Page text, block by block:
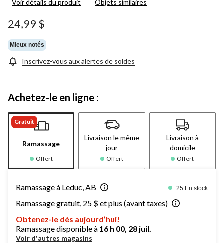
24,99 $
Mieux notés
Inscrivez-vous aux alertes de soldes
Achetez-le en ligne :
Gratuit
Ramassage
Offert
Livraison le même
jour
Offert
Livraison à
domicile
Offert
Ramassage à Leduc, AB 25 En stock
Ramassage gratuit, 25 $ et plus (avant taxes)
Obtenez-le dès aujourd’hui!
Ramassage disponible à 16 h 00, 28 juil.
Voir d'autres magasins